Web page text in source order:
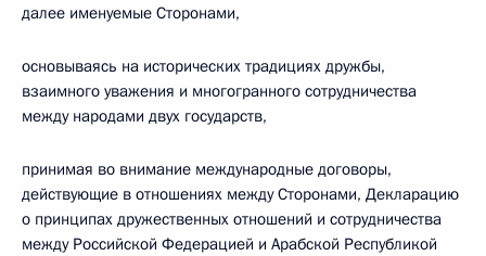
далее именуемые Сторонами,
основываясь на исторических традициях дружбы,
взаимного уважения и многогранного сотрудничества
между народами двух государств,
принимая во внимание международные договоры,
действующие в отношениях между Сторонами, Декларацию
о принципах дружественных отношений и сотрудничества
между Российской Федерацией и Арабской Республикой